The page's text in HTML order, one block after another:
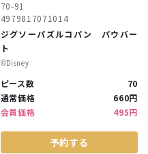
70-91
4979817071014
ジグソーパズルコパン パウバー
ト
©︎Disney
ピース数
70
通常価格
660円
会員価格
495円
予約する